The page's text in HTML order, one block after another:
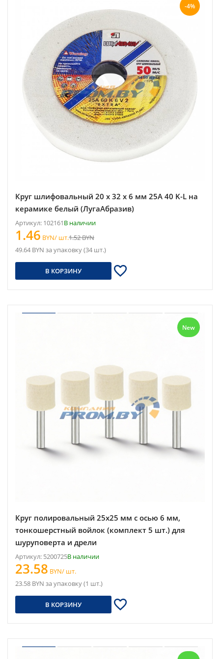
-4%
Круг шлифовальный 20 х 32 х 6 мм 25A 40 K-L на
керамике белый (ЛугаАбразив)
Артикул: 102161В наличии
1.46 BYN/ шт.1.52 BYN
49.64 BYN за упаковку (34 шт.)
В КОРЗИНУ
New
Круг полировальный 25х25 мм с осью 6 мм,
тонкошерстный войлок (комплект 5 шт.) для
шуруповерта и дрели
Артикул: 5200725В наличии
23.58 BYN/ шт.
23.58 BYN за упаковку (1 шт.)
В КОРЗИНУ